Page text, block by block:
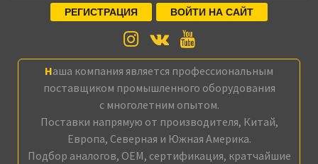
РЕГИСТРАЦИЯ ВОЙТИ НА САЙТ
Наша компания является профессиональным
поставщиком промышленного оборудования
с многолетним опытом.
Поставки напрямую от производителя, Китай,
Европа, Северная и Южная Америка.
Подбор аналогов, OEM, сертификация, кратчайшие